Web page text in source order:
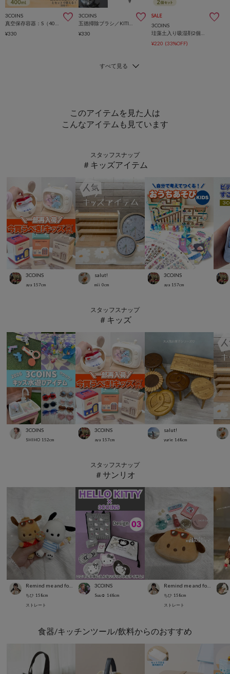
3COINS
¥330
3COINS
¥330
SALE
3COINS
¥220 (33%OFF)
このアイテムを見た人は
こんなアイテムも見ています
スタッフスナップ
＃キッズアイテム
3COINS
aya 157cm
salut!
mii 0cm
3COINS
aya 157cm
スタッフスナップ
＃キッズ
3COINS
SHIHO 152cm
3COINS
aya 157cm
salut!
yurie 168cm
スタッフスナップ
＃サンリオ
ちひ 158cm
ストレート
3COINS
Suu☺︎ 168cm
Remind me and forever
ちひ 158cm
ストレート
食器/キッチンツール/飲料からのおすすめ